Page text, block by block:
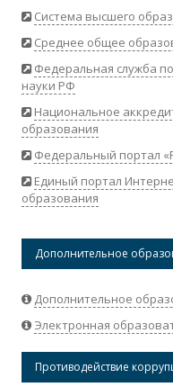
Система высшего
Среднее общее
Федеральная служба
науки РФ
Национальное
образования
Федеральный портал
Единый портал
образования
Дополнительное
Дополнительное
Электронная
Противодействие